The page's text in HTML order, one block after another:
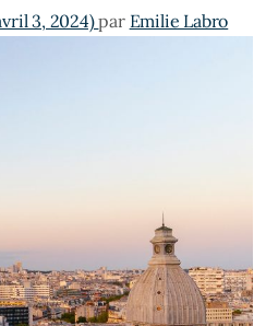
3, 2024)par Emilie Labro